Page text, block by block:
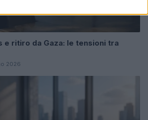
e ritiro da Gaza: le tensioni tra
2026